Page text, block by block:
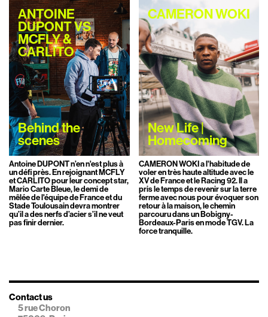
ANTOINE
DUPONT VS
MCFLY &
CARLITO
Behind the
scenes
Antoine DUPONT n’en n'est plus à
un défi près. En rejoignant MCFLY
et CARLITO pour leur concept star,
Mario Carte Bleue, le demi de
mêlée de l'équipe de France et du
Stade Toulousain devra montrer
qu’il a des nerfs d’acier s’il ne veut
pas finir dernier.
CAMERON WOKI
New Life |
Homecoming
CAMERON WOKI a l'habitude de
voler en très haute altitude avec le
XV de France et le Racing 92. Il a
pris le temps de revenir sur la terre
ferme avec nous pour évoquer son
retour à la maison, le chemin
parcouru dans un Bobigny-
Bordeaux-Paris en mode TGV. La
force tranquille.
Contact us
5 rue Choron